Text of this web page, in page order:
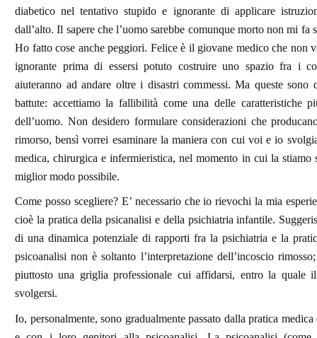
diabetico nel tentativo stupido e ignorante di applicare
dall’alto. Il sapere che l’uomo sarebbe comunque morto non mi fa
Ho fatto cose anche peggiori. Felice è il giovane medico che non
ignorante prima di essersi potuto costruire uno spazio fra i
aiuteranno ad andare oltre i disastri commessi. Ma queste sono
battute: accettiamo la fallibilità come una delle caratteristiche
dell’uomo. Non desidero formulare considerazioni che
rimorso, bensì vorrei esaminare la maniera con cui voi e io
medica, chirurgica e infermieristica, nel momento in cui la stiamo
miglior modo possibile.
Come posso scegliere? E’ necessario che io rievochi la mia
cioè la pratica della psicanalisi e della psichiatria infantile.
di una dinamica potenziale di rapporti fra la psichiatria e la
psicoanalisi non è soltanto l’interpretazione dell’incoscio
piuttosto una griglia professionale cui affidarsi, entro la quale
svolgersi.
Io, personalmente, sono gradualmente passato dalla pratica